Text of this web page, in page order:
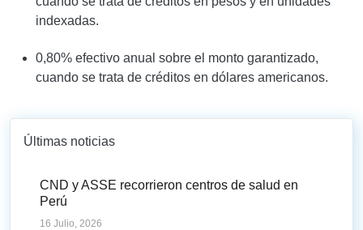
indexadas.
0,80% efectivo anual sobre el monto garantizado,
cuando se trata de créditos en dólares americanos.
Últimas noticias
CND y ASSE recorrieron centros de salud en
Perú
16 Julio, 2026